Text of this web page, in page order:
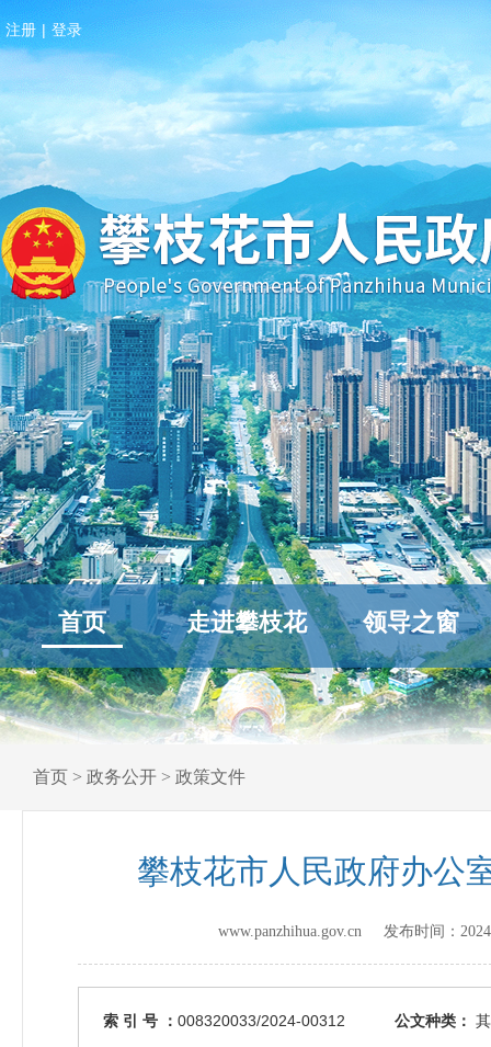
注册 | 登录
首页 走进攀枝花 领导之窗
首页 > 政务公开 > 政策文件
攀枝花市人民政府办公
www.panzhihua.gov.cn 发布时间：
索 引 号 ： 008320033/2024-00312 公文种类：